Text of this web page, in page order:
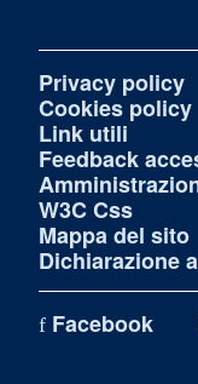
Privacy policy
Cookies policy
Link utili
Feedback
W3C Css
Mappa del sito
Dichiarazione
Facebook